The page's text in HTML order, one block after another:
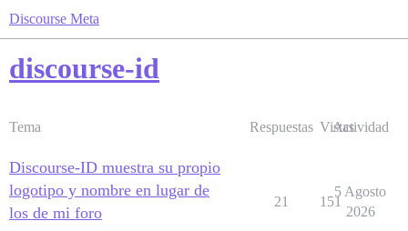
Discourse Meta
discourse-id
Tema Respuestas Vistas
Actividad
Discourse-ID muestra su propio
logotipo y nombre en lugar de
los de mi foro
21 151
5 Agosto
2026